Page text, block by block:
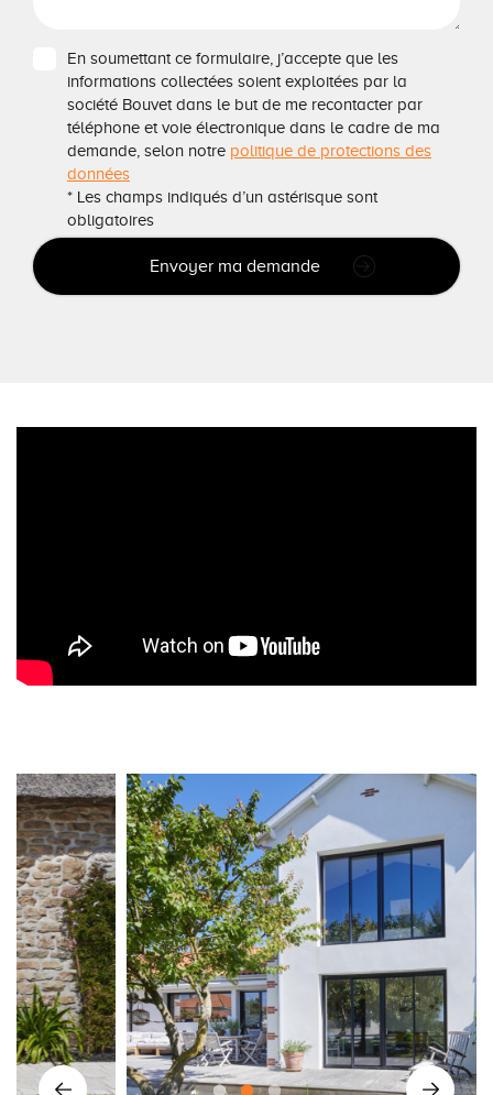
En soumettant ce formulaire, j’accepte que les
informations collectées soient exploitées par la
société Bouvet dans le but de me recontacter par
téléphone et voie électronique dans le cadre de ma
demande, selon notre politique de protections des
données
* Les champs indiqués d’un astérisque sont
obligatoires
Envoyer ma demande